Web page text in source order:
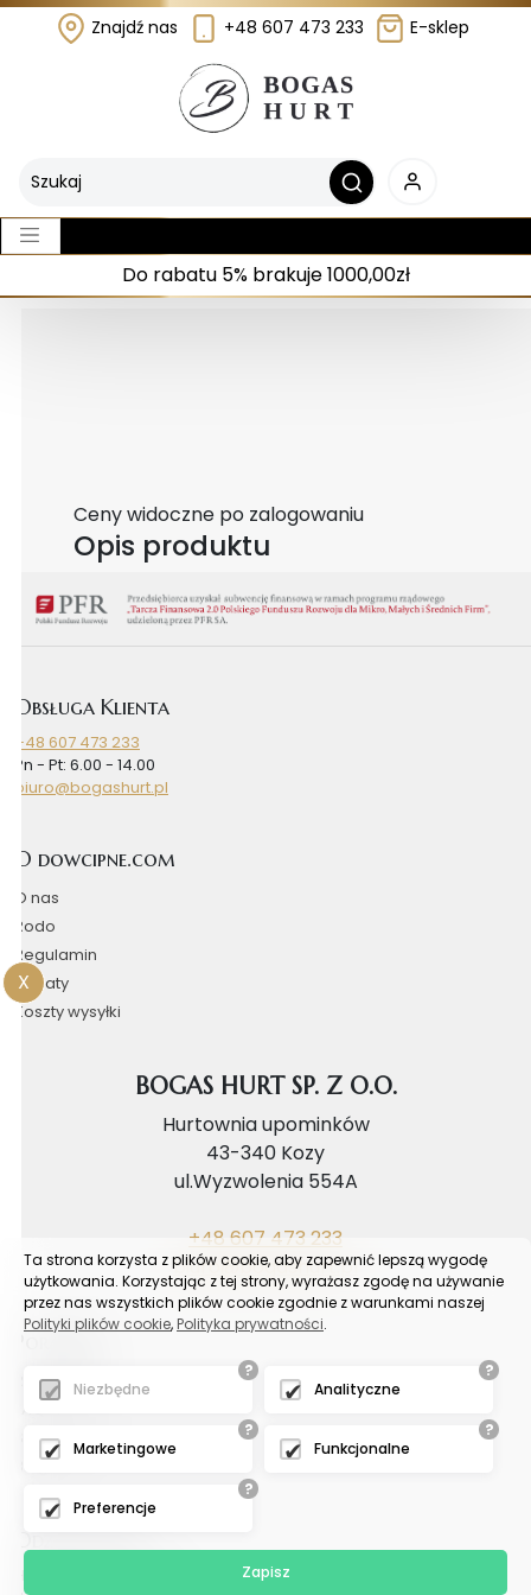
Znajdź nas +48 607 473 233 E-sklep
Do rabatu 5% brakuje 1000,00zł
X
Ceny widoczne po zalogowaniu
Opis produktu
Obsługa Klienta
+48 607 473 233
Pn - Pt: 6.00 - 14.00
biuro@bogashurt.pl
O dowcipne.com
O nas
Rodo
Regulamin
Rabaty
Koszty wysyłki
BOGAS HURT SP. Z O.O.
Hurtownia upominków
43-340 Kozy
ul.Wyzwolenia 554A
+48 607 473 233
biuro@bogashurt.pl
Poradnik
Reklamacje
Samouczek
Blog
Ta strona korzysta z plików cookie, aby zapewnić lepszą wygodę
użytkowania. Korzystając z tej strony, wyrażasz zgodę na używanie
przez nas wszystkich plików cookie zgodnie z warunkami naszej
Polityki plików cookie, Polityka prywatności.
?
Niezbędne
?
Analityczne
?
Marketingowe
?
Funkcjonalne
?
Preferencje
Zapisz